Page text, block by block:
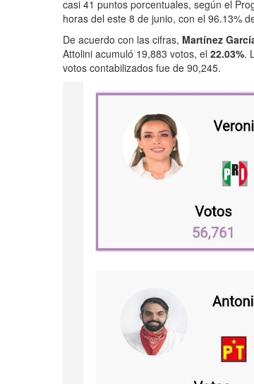
casi 41 puntos porcentuales, según el
horas del este 8 de junio, con el 96.13%
De acuerdo con las cifras, Martínez
Attolini acumuló 19,883 votos, el 22.03%.
votos contabilizados fue de 90,245.